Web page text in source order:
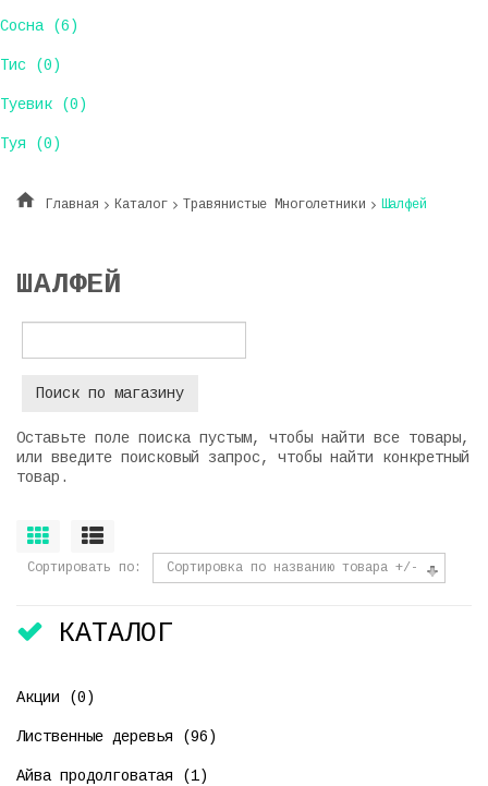
Сосна (6)
Тис (0)
Туевик (0)
Туя (0)
Главная Каталог Травянистые Многолетники Шалфей
ШАЛФЕЙ
Оставьте поле поиска пустым, чтобы найти все товары,
или введите поисковый запрос, чтобы найти конкретный
товар.
Сортировать по Сортировка по названию товара +/-
КАТАЛОГ
Акции (0)
Лиственные деревья (96)
Айва продолговатая (1)